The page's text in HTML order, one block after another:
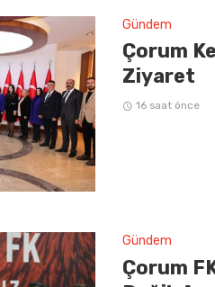
Gündem
Çorum
Ziyaret
16 saat önce
Gündem
Çorum